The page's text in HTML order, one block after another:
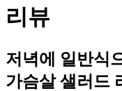
리뷰
저녁에 일반식
가슴살 샐러드